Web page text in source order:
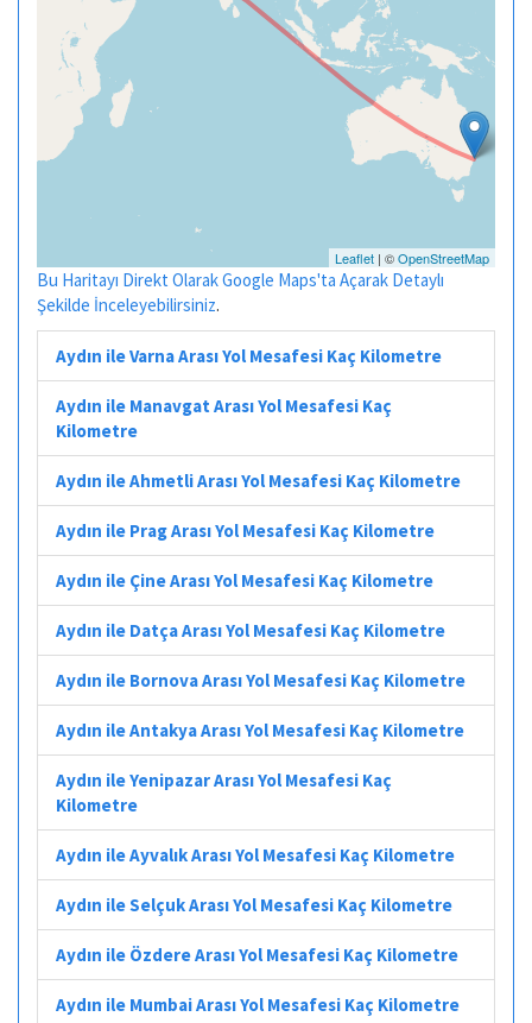
Leaflet | ©OpenStreetMap
Bu Haritayı Direkt Olarak Google Maps'ta Açarak Detaylı
Şekilde İnceleyebilirsiniz.
Aydın ile Varna Arası Yol Mesafesi Kaç Kilometre
Aydın ile Manavgat Arası Yol Mesafesi Kaç
Kilometre
Aydın ile Ahmetli Arası Yol Mesafesi Kaç Kilometre
Aydın ile Prag Arası Yol Mesafesi Kaç Kilometre
Aydın ile Çine Arası Yol Mesafesi Kaç Kilometre
Aydın ile Datça Arası Yol Mesafesi Kaç Kilometre
Aydın ile Bornova Arası Yol Mesafesi Kaç Kilometre
Aydın ile Antakya Arası Yol Mesafesi Kaç Kilometre
Aydın ile Yenipazar Arası Yol Mesafesi Kaç
Kilometre
Aydın ile Ayvalık Arası Yol Mesafesi Kaç Kilometre
Aydın ile Selçuk Arası Yol Mesafesi Kaç Kilometre
Aydın ile Özdere Arası Yol Mesafesi Kaç Kilometre
Aydın ile Mumbai Arası Yol Mesafesi Kaç Kilometre